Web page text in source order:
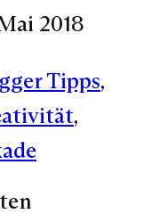
2018
Tipps